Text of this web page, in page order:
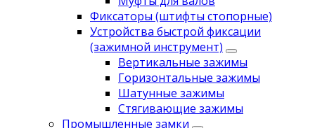
Фиксаторы (штифты стопорные)
Устройства быстрой фиксации
(зажимной инструмент)
Вертикальные зажимы
Горизонтальные зажимы
Шатунные зажимы
Стягивающие зажимы
Промышленные замки